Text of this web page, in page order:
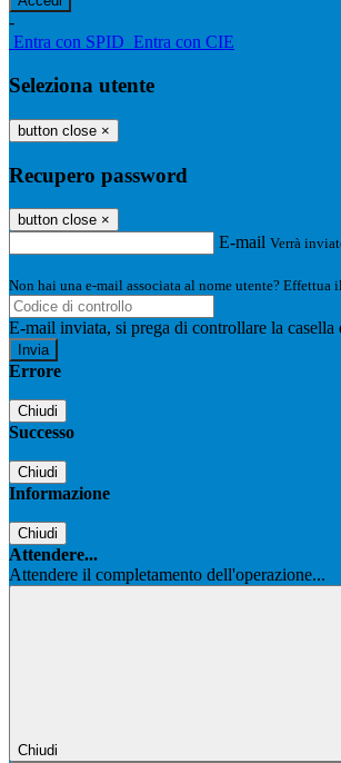
-
Entra con SPID Entra con CIE
Seleziona utente
button close ×
Recupero password
button close ×
E-mail Verrà
Non hai una e-mail associata al nome utente? Effettua
E-mail inviata, si prega di controllare la casella
Errore
Chiudi
Successo
Chiudi
Informazione
Chiudi
Attendere...
Attendere il completamento dell'operazione...
Chiudi